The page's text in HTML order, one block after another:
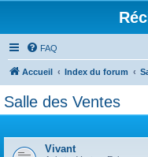
FAQ
Accueil Index du forum
Salle des Ventes
Vivant